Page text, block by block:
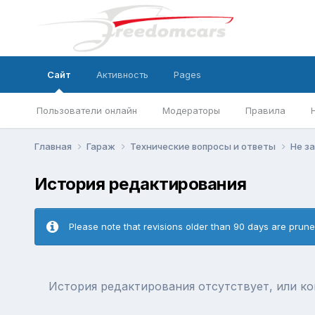
Сайт
Пользователи онлайн Модераторы Правила
Активность Pages
Главная Гараж Технические вопросы и ответы Не
История редактирования
Please note that revisions older than 90 days are
История редактирования отсутствует, или